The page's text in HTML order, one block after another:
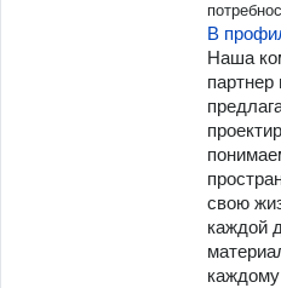
потребности наших
на
и
идеи и
В
Наша
свою
каждой